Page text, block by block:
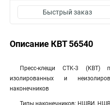
Быстрый заказ
Описание КВТ 56540
Пресс-клещи СТK-3 (КВТ)
изолированных и
наконечников
Типы наконечников: НШВИ,